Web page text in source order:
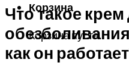
Корзина
Корзина пуста.
Что такое крем
как он